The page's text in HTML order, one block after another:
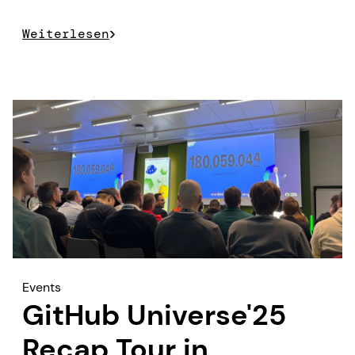
gab.
Weiterlesen
Events
GitHub Universe'25